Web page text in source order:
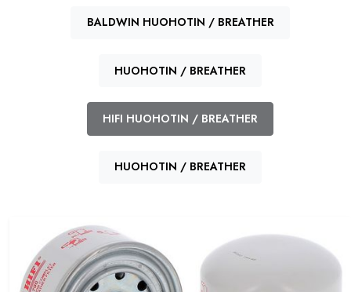
BALDWIN HUOHOTIN / BREATHER
HUOHOTIN / BREATHER
HIFI HUOHOTIN / BREATHER
HUOHOTIN / BREATHER